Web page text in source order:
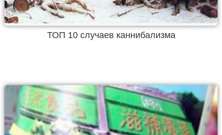
ТОП 10 случаев каннибализма